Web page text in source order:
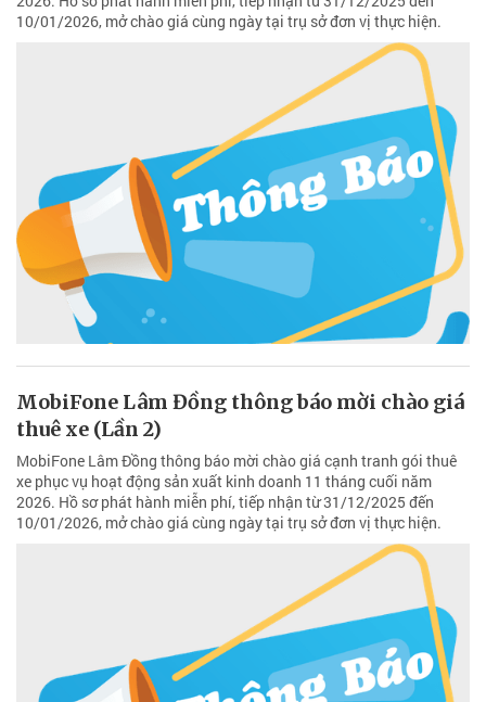
10/01/2026, mở chào giá cùng ngày tại trụ sở đơn vị thực hiện.
MobiFone Lâm Đồng thông báo mời chào giá
thuê xe (Lần 2)
MobiFone Lâm Đồng thông báo mời chào giá cạnh tranh gói thuê
xe phục vụ hoạt động sản xuất kinh doanh 11 tháng cuối năm
2026. Hồ sơ phát hành miễn phí, tiếp nhận từ 31/12/2025 đến
10/01/2026, mở chào giá cùng ngày tại trụ sở đơn vị thực hiện.